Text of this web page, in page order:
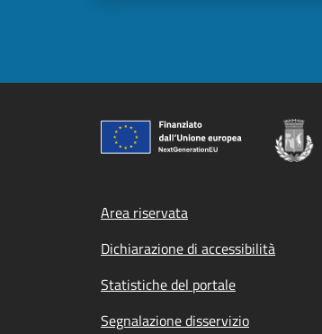
Footer menu
Area riservata
Dichiarazione di accessibilità
Statistiche del portale
Segnalazione disservizio